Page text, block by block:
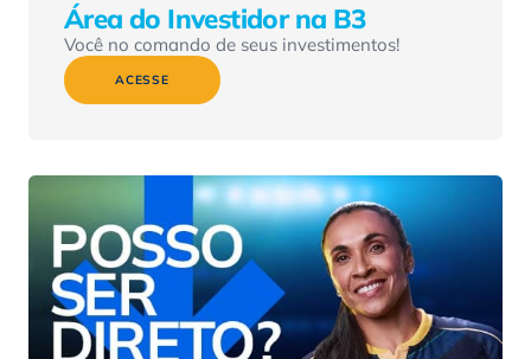
Área do Investidor na B3
Você no comando de seus investimentos!
ACESSE